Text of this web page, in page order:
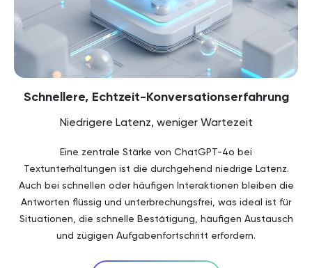
Schnellere, Echtzeit-Konversationserfahrung
Niedrigere Latenz, weniger Wartezeit
Eine zentrale Stärke von ChatGPT-4o bei
Textunterhaltungen ist die durchgehend niedrige Latenz.
Auch bei schnellen oder häufigen Interaktionen bleiben die
Antworten flüssig und unterbrechungsfrei, was ideal ist für
Situationen, die schnelle Bestätigung, häufigen Austausch
und zügigen Aufgabenfortschritt erfordern.